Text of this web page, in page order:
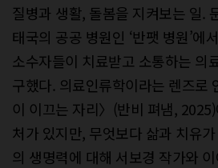
질병과 생활, 돌봄을 지켜보는 일.
태국의 공공 병원인 ‘반팻 병원’에
소수자들이 치료받고 소통하는 의
구했다. 의료인류학이라는 렌즈로
이 이끄는 자리〉(반비 펴냄,
처가 있지만, 무엇보다 삶과 치유
의 생명력에 대해 서보경 작가와